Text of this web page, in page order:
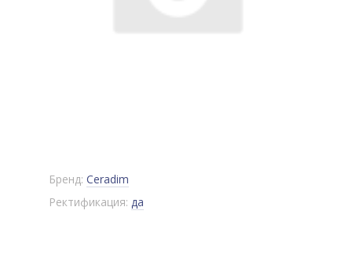
Бренд: Ceradim
Ректификация: да